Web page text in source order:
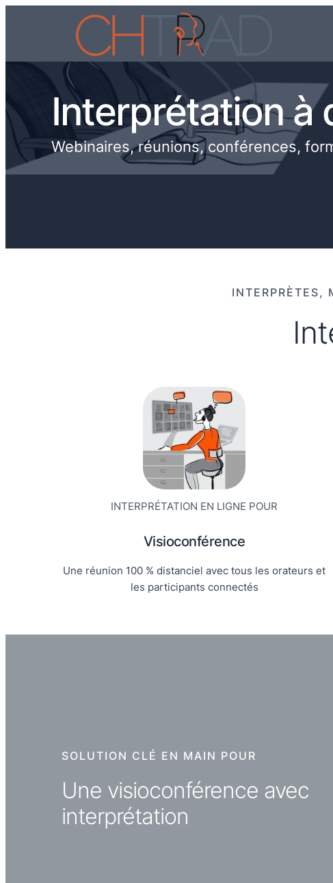
Interprétation à
Webinaires, réunions, conférences,
INTERPRÈTES,
INTERPRÉTATION EN LIGNE POUR
Visioconférence
Une réunion 100 % distanciel avec tous les orateurs et
les participants connectés
SOLUTION CLÉ EN MAIN POUR
Une visioconférence avec
interprétation